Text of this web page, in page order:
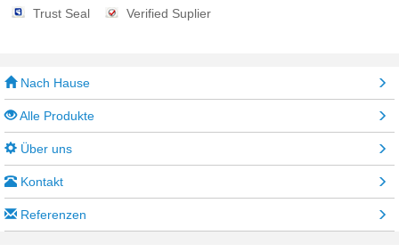
Trust Seal
Verified Suplier
Nach Hause
Alle Produkte
Über uns
Kontakt
Referenzen